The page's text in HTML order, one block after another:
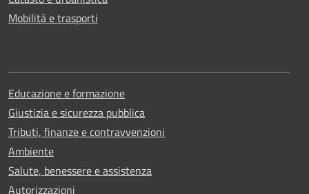
Mobilità e trasporti
Educazione e formazione
Giustizia e sicurezza pubblica
Tributi, finanze e contravvenzioni
Ambiente
Salute, benessere e assistenza
Autorizzazioni